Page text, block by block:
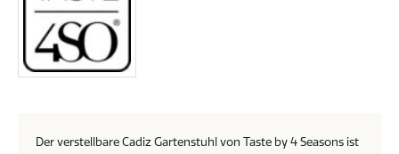
Der verstellbare Cadiz Gartenstuhl von Taste by 4 Seasons ist